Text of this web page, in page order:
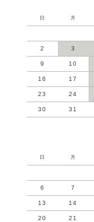
日 月
2 3
9 10
16 17
23 24
30 31
日 月
6 7
13 14
20 21